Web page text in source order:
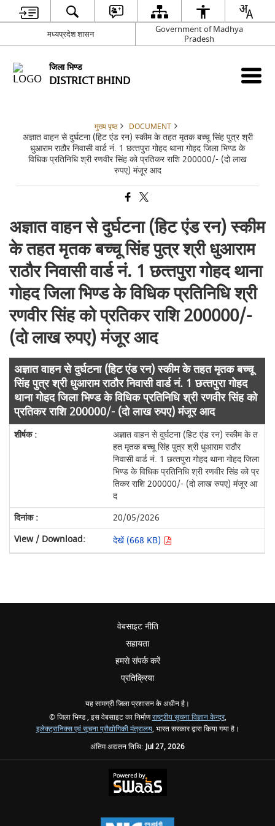
मध्यप्रदेश शासन
Government of Madhya
Pradesh
जिला भिण्‍ड
DISTRICT BHIND
मुख्य पृष्ठ DOCUMENT
अज्ञात वाहन से दुर्घटना (हिट एंड रन) स्कीम के तहत मृतक बच्‍चू सिंह पुत्र श्री
धुआराम राठौर निवासी वार्ड नं. 1 छत्‍तपुरा गोहद थाना गोहद जिला भिण्‍ड के
विधिक प्रतिनिधि श्री रणवीर सिंह को प्रतिकर राशि 200000/- (दो लाख
रुपए) मंजूर आद
अज्ञात वाहन से दुर्घटना (हिट एंड रन) स्कीम
के तहत मृतक बच्‍चू सिंह पुत्र श्री धुआराम
राठौर निवासी वार्ड नं. 1 छत्‍तपुरा गोहद थाना
गोहद जिला भिण्‍ड के विधिक प्रतिनिधि श्री
रणवीर सिंह को प्रतिकर राशि 200000/-
(दो लाख रुपए) मंजूर आद
अज्ञात वाहन से दुर्घटना (हिट एंड रन) स्कीम के तहत मृतक बच्‍चू
सिंह पुत्र श्री धुआराम राठौर निवासी वार्ड नं. 1 छत्‍तपुरा गोहद
थाना गोहद जिला भिण्‍ड के विधिक प्रतिनिधि श्री रणवीर सिंह को
प्रतिकर राशि 200000/- (दो लाख रुपए) मंजूर आद
अज्ञात वाहन से दुर्घटना (हिट एंड रन) स्कीम के त
हत मृतक बच्‍चू सिंह पुत्र श्री धुआराम राठौर
निवासी वार्ड नं. 1 छत्‍तपुरा गोहद थाना गोहद जिला
भिण्‍ड के विधिक प्रतिनिधि श्री रणवीर सिंह को प्र
तिकर राशि 200000/- (दो लाख रुपए) मंजूर आ
द
20/05/2026
देखें (668 KB)
वेबसाइट नीति
सहायता
हमसे संपर्क करें
प्रतिक्रिया
यह सामग्री जिला प्रशासन के अधीन है।
© जिला भिण्ड , इस वेबसाइट का निर्माणराष्ट्रीय सूचना विज्ञान केन्द्र,
इलेक्ट्रानिक्स एवं सूचना प्रौद्योगिकी मंत्रालय, भारत सरकार द्वारा किया गया है।
अंतिम अद्यतन तिथि:Jul 27, 2026